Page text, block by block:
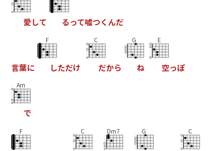
愛して るって嘘つく んだ
言葉に
F
しただけ
C
だから
G
ね
E
空っぽ
Am
で
F C Dm7 G C